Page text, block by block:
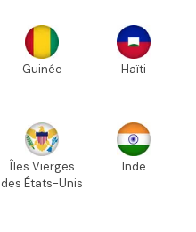
Guinée Haïti
Îles Vierges
des États-Unis
Inde